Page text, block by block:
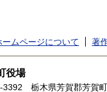
ームページについて 著
役場
3392 栃木県芳賀郡芳賀